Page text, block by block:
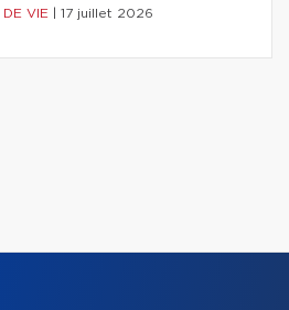
DE VIE 17 juillet 2026